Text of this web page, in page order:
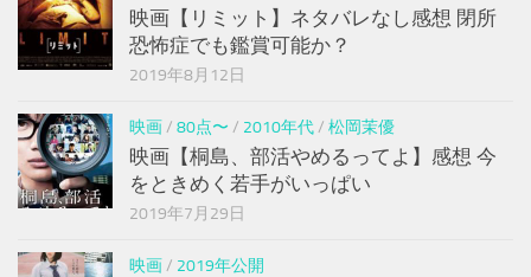
映画【リミット】ネタバレなし感想 閉所
恐怖症でも鑑賞可能か？
2019年8月12日
映画/ 80点〜 / 2010年代/ 松岡茉優
映画【桐島、部活やめるってよ】感想 今
をときめく若手がいっぱい
2019年7月29日
映画/ 2019年公開